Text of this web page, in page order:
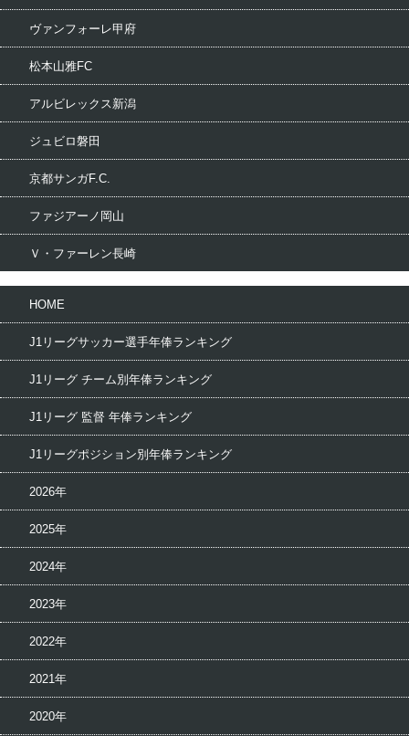
ヴァンフォーレ甲府
松本山雅FC
アルビレックス新潟
ジュビロ磐田
京都サンガF.C.
ファジアーノ岡山
Ｖ・ファーレン長崎
HOME
J1リーグサッカー選手年俸ランキング
J1リーグ チーム別年俸ランキング
J1リーグ 監督 年俸ランキング
J1リーグポジション別年俸ランキング
2026年
2025年
2024年
2023年
2022年
2021年
2020年